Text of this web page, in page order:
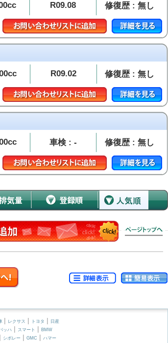
R09.08 修復歴 : 無し
R09.02 修復歴 : 無し
車検 : - 修復歴 : 無し
| レクサス | トヨタ |
日産
ッハ | スマート | BMW
| シボレー| GMC | ハマー